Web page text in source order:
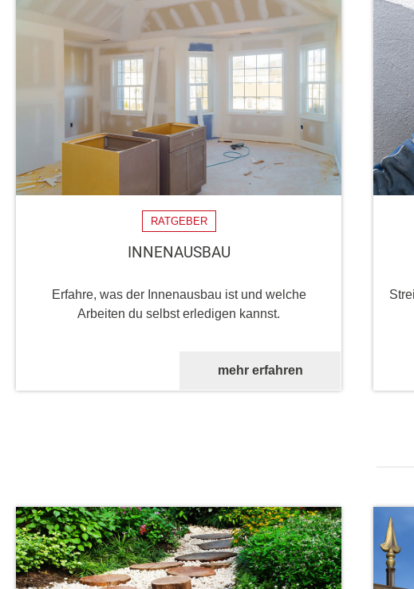
RATGEBER
INNENAUSBAU
Erfahre, was der Innenausbau ist und welche
Arbeiten du selbst erledigen kannst.
mehr erfahren